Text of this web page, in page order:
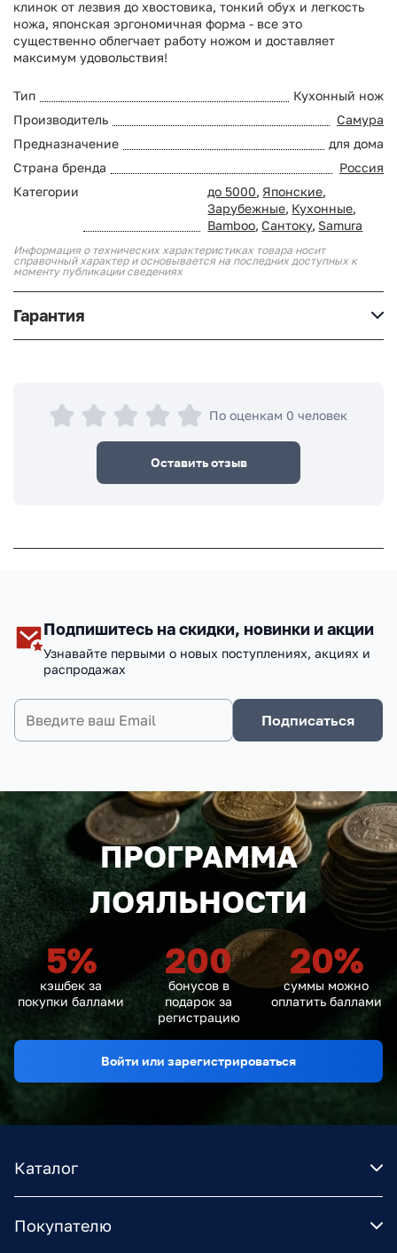
клинок от лезвия до хвостовика, тонкий обух и легкость
ножа, японская эргономичная форма - все это
существенно облегчает работу ножом и доставляет
максимум удовольствия!
Тип
Кухонный нож
Производитель
Самура
Предназначение
для дома
Страна бренда
Россия
Категории
до 5000, Японские,
Зарубежные, Кухонные,
Bamboo, Сантоку, Samura
Информация о технических характеристиках товара носит
справочный характер и основывается на последних доступных к
моменту публикации сведениях
Гарантия
По оценкам 0 человек
Оставить отзыв
Подпишитесь на скидки, новинки и акции
Узнавайте первыми о новых поступлениях, акциях и
распродажах
Подписаться
ПРОГРАММА
ЛОЯЛЬНОСТИ
5%
кэшбек за
покупки баллами
200
бонусов в
подарок за
регистрацию
20%
суммы можно
оплатить баллами
Войти или зарегистрироваться
Каталог
Покупателю